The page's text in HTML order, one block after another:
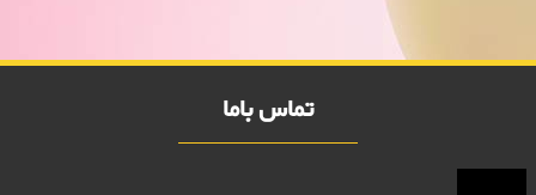
تماس باما